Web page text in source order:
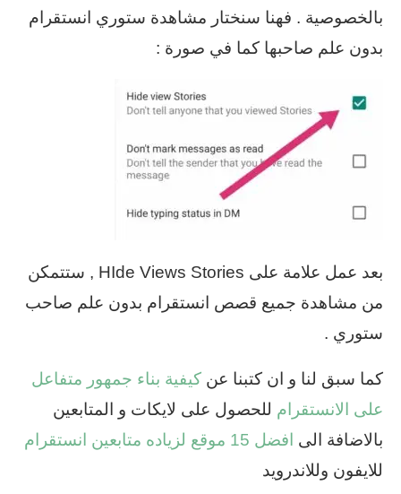
بالخصوصية . فهنا سنختار مشاهدة ستوري انستقرام
بدون علم صاحبها كما في صورة :
بعد عمل علامة على HIde Views Stories , ستتمكن
من مشاهدة جميع قصص انستقرام بدون علم صاحب
ستوري .
كما سبق لنا و ان كتبنا عن كيفية بناء جمهور متفاعل
على الانستقرام للحصول على لايكات و المتابعين
بالاضافة الى افضل 15 موقع لزياده متابعين انستقرام
للايفون وللاندرويد